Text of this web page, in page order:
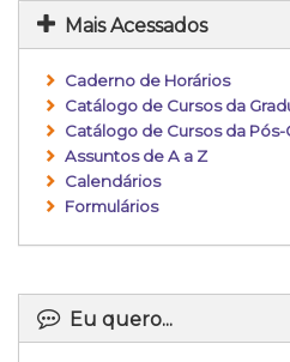
Mais Acessados
Caderno de Horários
Catálogo de Cursos da
Catálogo de Cursos da Pós-
Assuntos de A a Z
Calendários
Formulários
Eu quero...